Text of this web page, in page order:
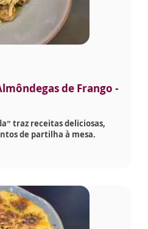
de Frango -
traz receitas deliciosas,
de partilha à mesa.